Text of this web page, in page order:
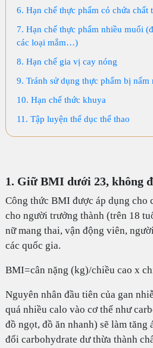
6. Hạn chế thực phẩm có chứa chất
7. Hạn chế thực phẩm nhiều muối
các loại mắm…)
8. Hạn chế gia vị cay nóng
9. Tránh sử dụng thực phẩm bị nấm
10. Hạn chế thức khuya
11. Tập luyện thể dục thể thao
1. Giữ BMI dưới 23, không
Công thức BMI được áp dụng cho
cho người trưởng thành (trên 18
nữ mang thai, vận động viên,
các quốc gia.
BMI=cân nặng (kg)/chiều cao x
Nguyên nhân đầu tiên của gan
quá nhiều calo vào cơ thể như
đồ ngọt, đồ ăn nhanh) sẽ làm tăng
đổi carbohydrate dư thừa thành